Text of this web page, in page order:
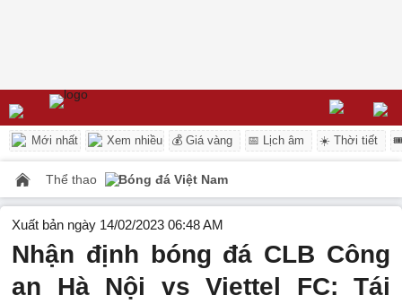
Mới nhất Xem nhiều 💰 Giá vàng 📅 Lịch âm ☀️ Thời tiết
Thể thao Bóng đá Việt Nam
Xuất bản ngày 14/02/2023 06:48 AM
Nhận định bóng đá CLB Công
an Hà Nội vs Viettel FC: Tái